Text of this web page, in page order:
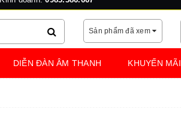
Sản phẩm đã xem
DIỄN ĐÀN ÂM THANH KHUYẾN MÃI